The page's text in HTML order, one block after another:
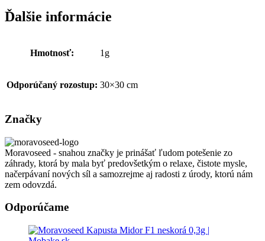
Ďalšie informácie
Hmotnosť: 1g
Odporúčaný rozostup: 30×30 cm
Značky
Moravoseed - snahou značky je prinášať ľudom potešenie zo
záhrady, ktorá by mala byť predovšetkým o relaxe, čistote mysle,
načerpávaní nových síl a samozrejme aj radosti z úrody, ktorú nám
zem odovzdá.
Odporúčame